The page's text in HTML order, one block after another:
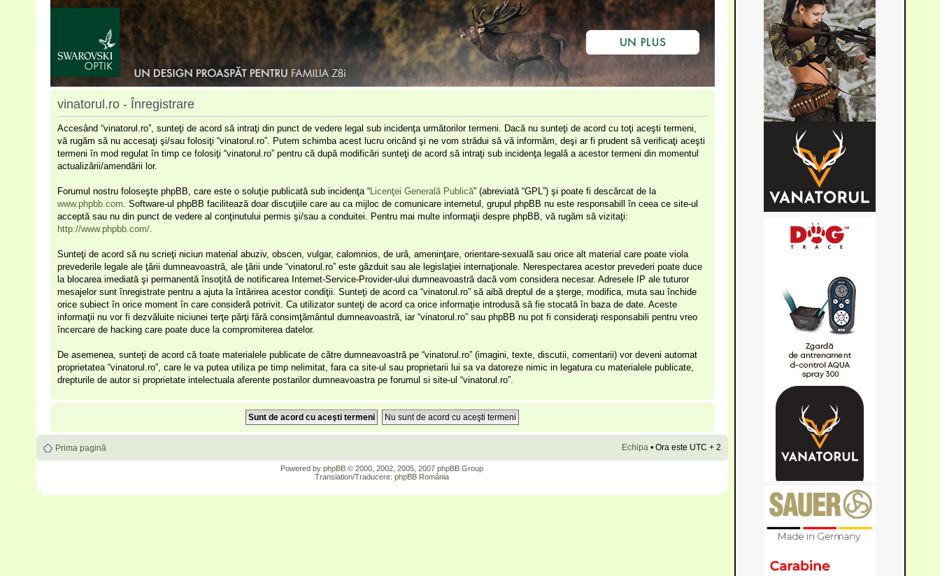
vinatorul.ro - Înregistrare
Accesând “vinatorul.ro”, sunteţi de acord să intraţi din punct de vedere legal sub incidenţa următorilor termeni. Dacă nu sunteţi de acord cu toţi aceşti termeni,
vă rugăm să nu accesaţi şi/sau folosiţi “vinatorul.ro”. Putem schimba acest lucru oricând şi ne vom strădui să vă informăm, deşi ar fi prudent să verificaţi aceşti
termeni în mod regulat în timp ce folosiţi “vinatorul.ro” pentru că după modificări sunteţi de acord să intraţi sub incidenţa legală a acestor termeni din momentul
actualizării/amendării lor.
Forumul nostru foloseşte phpBB, care este o soluţie publicată sub incidenţa “Licenţei Generală Publică” (abreviată “GPL”) şi poate fi descărcat de la
www.phpbb.com. Software-ul phpBB facilitează doar discuţiile care au ca mijloc de comunicare internetul, grupul phpBB nu este responsabill în ceea ce site-ul
acceptă sau nu din punct de vedere al conţinutului permis şi/sau a conduitei. Pentru mai multe informaţii despre phpBB, vă rugăm să vizitaţi:
http://www.phpbb.com/.
Sunteţi de acord să nu scrieţi niciun material abuziv, obscen, vulgar, calomnios, de ură, ameninţare, orientare-sexuală sau orice alt material care poate viola
prevederile legale ale ţării dumneavoastră, ale ţării unde “vinatorul.ro” este găzduit sau ale legislaţiei internaţionale. Nerespectarea acestor prevederi poate duce
la blocarea imediată şi permanentă însoţită de notificarea Internet-Service-Provider-ului dumneavoastră dacă vom considera necesar. Adresele IP ale tuturor
mesajelor sunt înregistrate pentru a ajuta la întărirea acestor condiţii. Sunteţi de acord ca “vinatorul.ro” să aibă dreptul de a şterge, modifica, muta sau închide
orice subiect în orice moment în care consideră potrivit. Ca utilizator sunteţi de acord ca orice informaţie introdusă să fie stocată în baza de date. Aceste
informaţii nu vor fi dezvăluite niciunei terţe părţi fără consimţământul dumneavoastră, iar “vinatorul.ro” sau phpBB nu pot fi consideraţi responsabili pentru vreo
încercare de hacking care poate duce la compromiterea datelor.
De asemenea, sunteţi de acord că toate materialele publicate de către dumneavoastră pe “vinatorul.ro” (imagini, texte, discutii, comentarii) vor deveni automat
proprietatea “vinatorul.ro”, care le va putea utiliza pe timp nelimitat, fara ca site-ul sau proprietarii lui sa va datoreze nimic in legatura cu materialele publicate,
drepturile de autor si proprietate intelectuala aferente postarilor dumneavoastra pe forumul si site-ul “vinatorul.ro”.
Prima pagină Echipa • Ora este UTC + 2
Powered by phpBB © 2000, 2002, 2005, 2007 phpBB Group
Translation/Traducere: phpBB România